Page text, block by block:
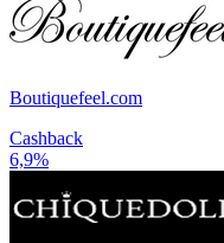
Boutiquefeel.com
Cashback
6,9%